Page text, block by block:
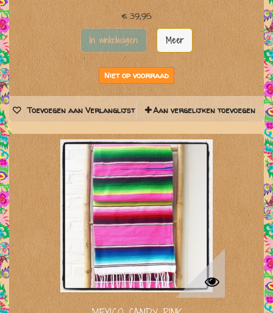
€ 39,95
In winkelwagen Meer
Niet op voorraad
Toevoegen aan Verlanglijst Aan vergelijken toevoegen